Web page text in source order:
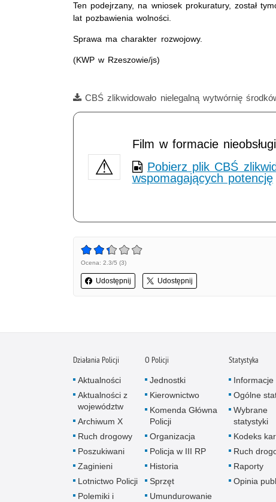
Ten podejrzany, na wniosek prokuratury, został
lat pozbawienia wolności.
Sprawa ma charakter rozwojowy.
(KWP w Rzeszowie/js)
Film
CBŚ zlikwidowało nielegalną wytwórnię
Film w formacie
Pobierz plik CBŚ
wspomagających potencję
Ocena: 2.3/5 (3)
Udostępnij Udostępnij
Działania Policji
Aktualności
Aktualności z
województw
Archiwum X
Ruch drogowy
Poszukiwani
Zaginieni
Lotnictwo Policji
Polemiki i
O Policji
Jednostki
Kierownictwo
Komenda Główna
Policji
Organizacja
Policja w III RP
Historia
Sprzęt
Umundurowanie
Statystyka
Informacje
Ogólne
Wybrane
statystyki
Kodeks
Ruch
Raporty
Opinia